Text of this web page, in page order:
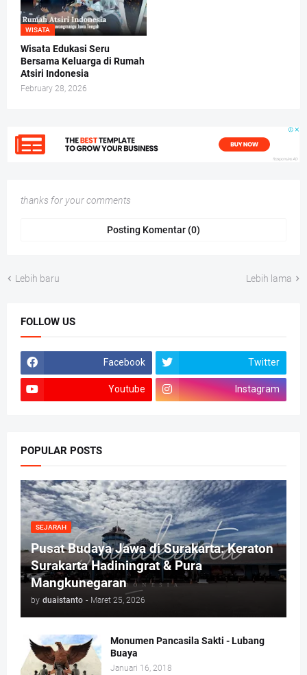
WISATA
Wisata Edukasi Seru
Bersama Keluarga di Rumah
Atsiri Indonesia
February 28, 2026
thanks for your comments
Posting Komentar (0)
Lebih baru Lebih lama
FOLLOW US
Facebook Twitter
Youtube Instagram
POPULAR POSTS
SEJARAH
Pusat Budaya Jawa di Surakarta: Keraton
Surakarta Hadiningrat & Pura
Mangkunegaran
by duaistanto - Maret 25, 2026
Monumen Pancasila Sakti - Lubang
Buaya
Januari 16, 2018